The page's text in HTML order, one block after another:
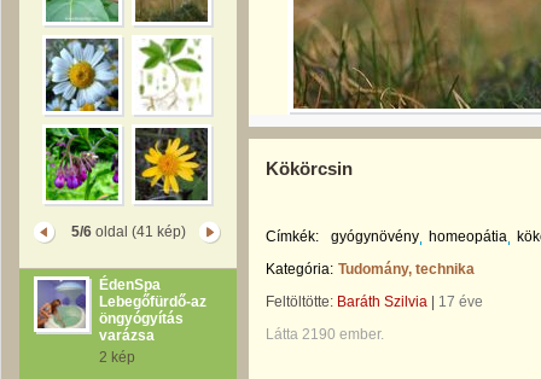
5/6oldal (41 kép)
ÉdenSpa
Lebegőfürdő-az
öngyógyítás
varázsa
2 kép
Kökörcsin
Címkék: gyógynövény homeopátia
Kategória: Tudomány, technika
Feltöltötte: Baráth Szilvia
17 éve
Látta 2190 ember.